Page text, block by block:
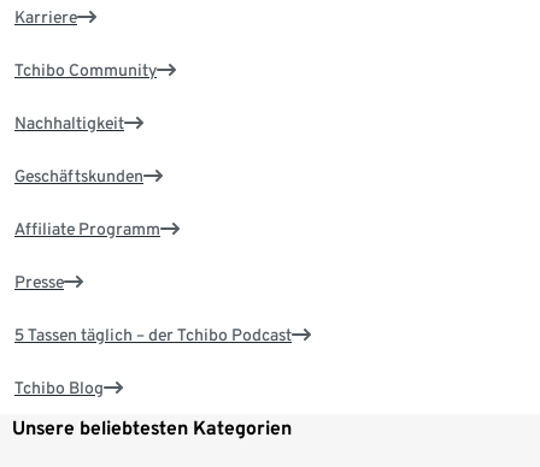
Karriere
Tchibo Community
Nachhaltigkeit
Geschäftskunden
Affiliate Programm
Presse
5 Tassen täglich – der Tchibo Podcast
Tchibo Blog
Unsere beliebtesten Kategorien